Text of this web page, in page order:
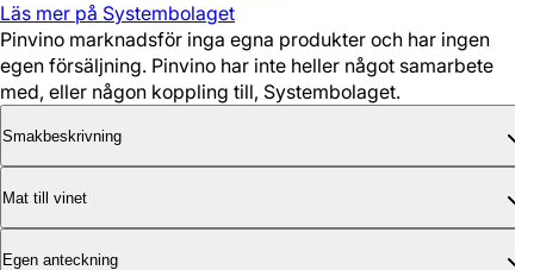
Läs mer på Systembolaget
Pinvino marknadsför inga egna produkter och har ingen
egen försäljning. Pinvino har inte heller något samarbete
med, eller någon koppling till, Systembolaget.
Smakbeskrivning
Mat till vinet
Egen anteckning